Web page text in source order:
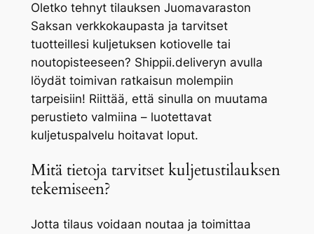
Oletko tehnyt tilauksen Juomavaraston
Saksan verkkokaupasta ja tarvitset
tuotteillesi kuljetuksen kotiovelle tai
noutopisteeseen? Shippii.deliveryn avulla
löydät toimivan ratkaisun molempiin
tarpeisiin! Riittää, että sinulla on muutama
perustieto valmiina – luotettavat
kuljetuspalvelu hoitavat loput.
Mitä tietoja tarvitset kuljetustilauksen
tekemiseen?
Jotta tilaus voidaan noutaa ja toimittaa